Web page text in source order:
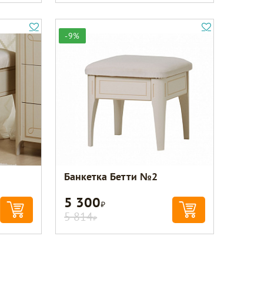
-9%
Банкетка Бетти №2
5 300Р
5 814Р